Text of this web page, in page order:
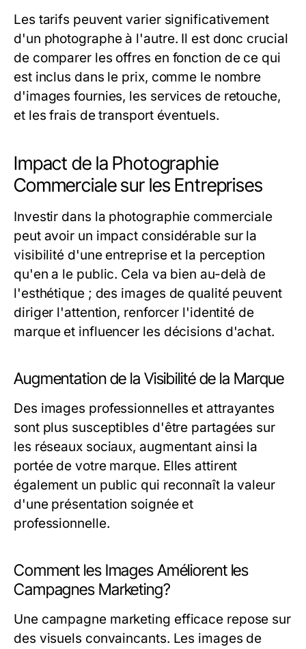
Les tarifs peuvent varier significativement
d'un photographe à l'autre. Il est donc crucial
de comparer les offres en fonction de ce qui
est inclus dans le prix, comme le nombre
d'images fournies, les services de retouche,
et les frais de transport éventuels.
Impact de la Photographie
Commerciale sur les Entreprises
Investir dans la photographie commerciale
peut avoir un impact considérable sur la
visibilité d'une entreprise et la perception
qu'en a le public. Cela va bien au-delà de
l'esthétique ; des images de qualité peuvent
diriger l'attention, renforcer l'identité de
marque et influencer les décisions d'achat.
Augmentation de la Visibilité de la Marque
Des images professionnelles et attrayantes
sont plus susceptibles d'être partagées sur
les réseaux sociaux, augmentant ainsi la
portée de votre marque. Elles attirent
également un public qui reconnaît la valeur
d'une présentation soignée et
professionnelle.
Comment les Images Améliorent les
Campagnes Marketing?
Une campagne marketing efficace repose sur
des visuels convaincants. Les images de